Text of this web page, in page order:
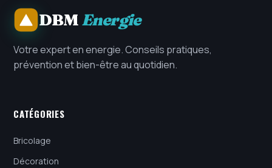
DBMEnergie
Votre expert en energie. Conseils pratiques,
prévention et bien-être au quotidien.
CATÉGORIES
Bricolage
Décoration